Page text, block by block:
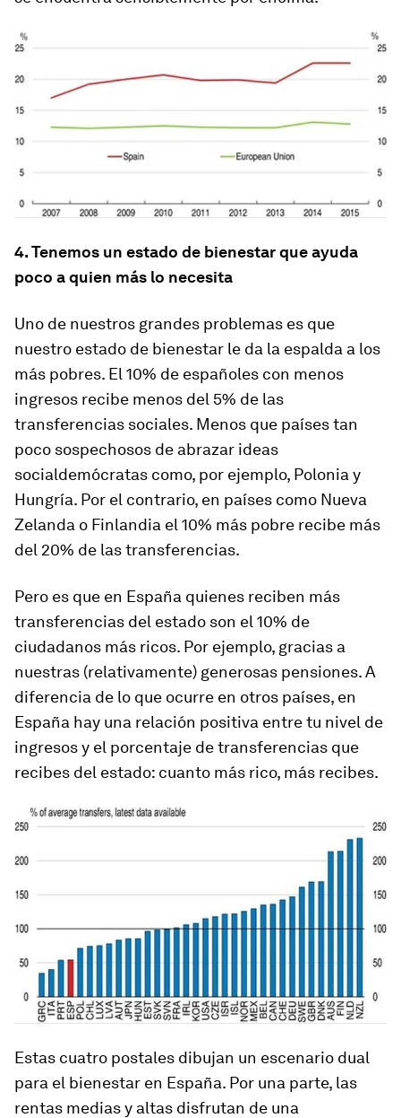
4. Tenemos un estado de bienestar que ayuda
poco a quien más lo necesita
Uno de nuestros grandes problemas es que
nuestro estado de bienestar le da la espalda a los
más pobres. El 10% de españoles con menos
ingresos recibe menos del 5% de las
transferencias sociales. Menos que países tan
poco sospechosos de abrazar ideas
socialdemócratas como, por ejemplo, Polonia y
Hungría. Por el contrario, en países como Nueva
Zelanda o Finlandia el 10% más pobre recibe más
del 20% de las transferencias.
Pero es que en España quienes reciben más
transferencias del estado son el 10% de
ciudadanos más ricos. Por ejemplo, gracias a
nuestras (relativamente) generosas pensiones. A
diferencia de lo que ocurre en otros países, en
España hay una relación positiva entre tu nivel de
ingresos y el porcentaje de transferencias que
recibes del estado: cuanto más rico, más recibes.
Estas cuatro postales dibujan un escenario dual
para el bienestar en España. Por una parte, las
rentas medias y altas disfrutan de una